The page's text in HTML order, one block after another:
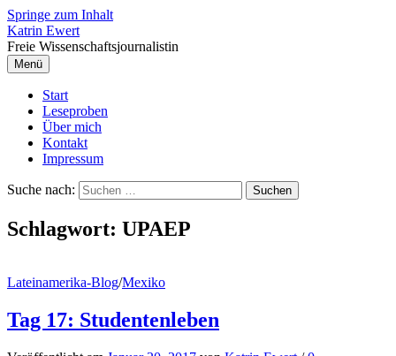
Springe zum Inhalt
Katrin Ewert
Freie Wissenschaftsjournalistin
Menü
Start
Leseproben
Über mich
Kontakt
Impressum
Suche nach:
Schlagwort: UPAEP
Lateinamerika-Blog/Mexiko
Tag 17: Studentenleben